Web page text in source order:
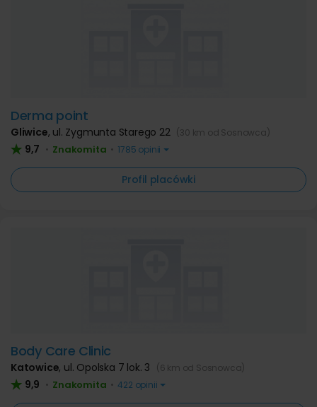
Derma point
Gliwice, ul. Zygmunta Starego 22 (30 km od Sosnowca)
9,7 • Znakomita • 1785 opinii
Profil placówki
Body Care Clinic
Katowice, ul. Opolska 7 lok. 3 (6 km od Sosnowca)
9,9 • Znakomita • 422 opinii